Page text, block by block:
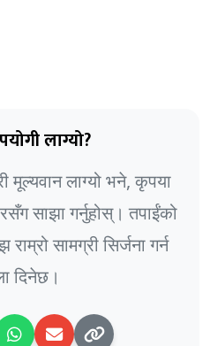
लाग्यो?
मूल्यवान लाग्यो भने, कृपया
साझा गर्नुहोस्। तपाईंको
सामग्री सिर्जना गर्न
दिनेछ।